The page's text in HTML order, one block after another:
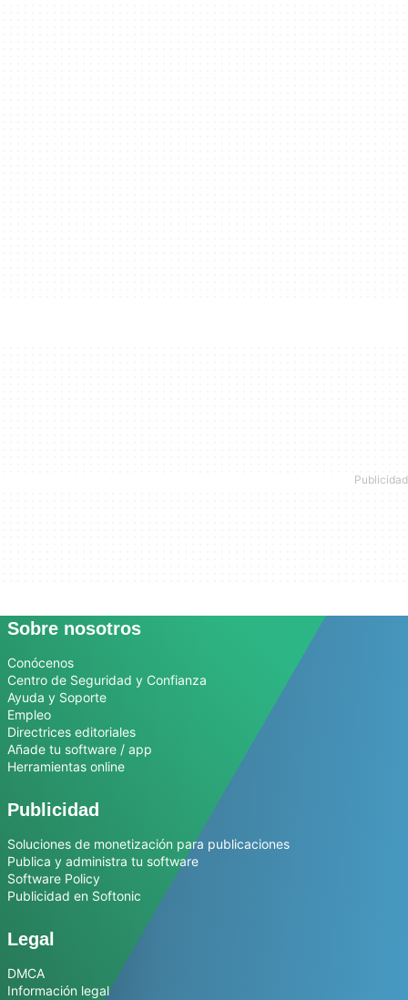
Sobre nosotros
Conócenos
Centro de Seguridad y Confianza
Ayuda y Soporte
Empleo
Directrices editoriales
Añade tu software / app
Herramientas online
Publicidad
Soluciones de monetización para publicaciones
Publica y administra tu software
Software Policy
Publicidad en Softonic
Legal
DMCA
Información legal